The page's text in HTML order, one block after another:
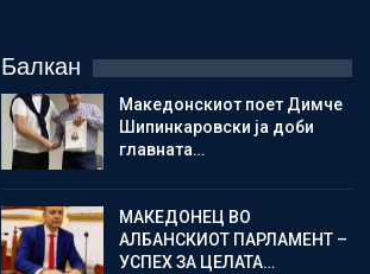
Балкан
Македонскиот поет Димче
Шипинкаровски ја доби
главната…
МАКЕДОНЕЦ ВО
АЛБАНСКИОТ ПАРЛАМЕНТ –
УСПЕХ ЗА ЦЕЛАТА…